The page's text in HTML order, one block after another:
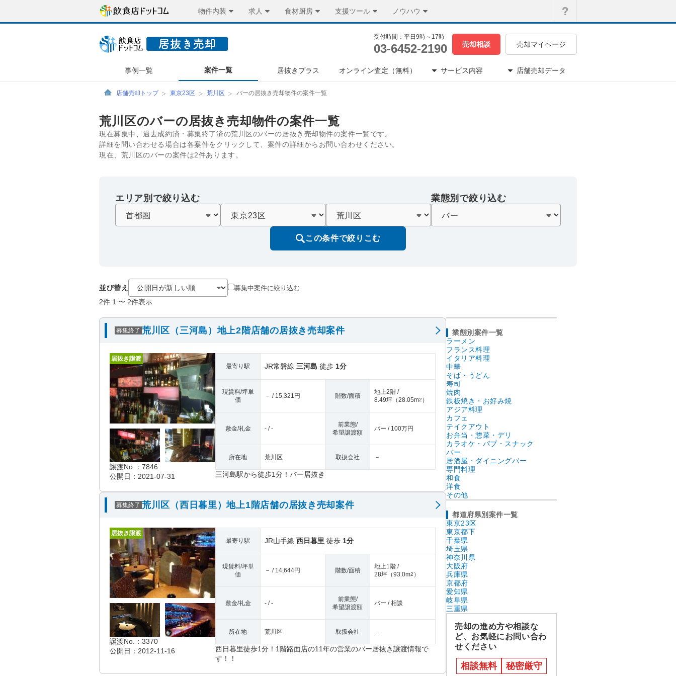
物件内装 求人 食材厨房 支援ツール ノウハウ
受付時間：平日9時～17時
03-6452-2190 売却相談 売却マイページ
事例一覧 案件一覧 居抜きプラス オンライン査定（無料） サービス内容 店舗売却データ
店舗売却トップ 東京23区 荒川区 バーの居抜き売却物件の案件一覧
荒川区のバーの居抜き売却物件の案件一覧
現在募集中、過去成約済・募集終了済の荒川区のバーの居抜き売却物件の案件一覧です。
詳細を問い合わせる場合は各案件をクリックして、案件の詳細からお問い合わせください。
現在、荒川区のバーの案件は2件あります。
エリア別で絞り込む 業態別で絞り込む
この条件で絞りこむ
並び替え 募集中案件に絞り込む
2件 1 〜 2件表示
募集終了 荒川区（三河島）地上2階店舗の居抜き売却案件
居抜き譲渡
譲渡No.：7846
公開日：2021-07-31
最寄り駅 JR常磐線 三河島 徒歩 1分
現賃料/坪単
価
－ / 15,321円 階数/面積
地上2階 /
8.49坪 （28.05m2 ）
敷金/礼金 - / -
前業態/
希望譲渡額
バー / 100万円
所在地 荒川区 取扱会社 －
三河島駅から徒歩1分！バー居抜き
募集終了 荒川区（西日暮里）地上1階店舗の居抜き売却案件
居抜き譲渡
譲渡No.：3370
公開日：2012-11-16
最寄り駅 JR山手線 西日暮里 徒歩 1分
現賃料/坪単
価
－ / 14,644円 階数/面積
地上1階 /
28坪 （93.0m2 ）
敷金/礼金 - / -
前業態/
希望譲渡額
バー / 相談
所在地 荒川区 取扱会社 －
西日暮里徒歩1分！1階路面店の11年の営業のバー居抜き譲渡情報で
す！！
業態別案件一覧
ラーメン
フランス料理
イタリア料理
中華
そば・うどん
寿司
焼肉
鉄板焼き・お好み焼
アジア料理
カフェ
テイクアウト
お弁当・惣菜・デリ
カラオケ・パブ・スナック
バー
居酒屋・ダイニングバー
専門料理
和食
洋食
その他
都道府県別案件一覧
東京23区
東京都下
千葉県
埼玉県
神奈川県
大阪府
兵庫県
京都府
愛知県
岐阜県
三重県
売却の進め方や相談な
ど、お気軽にお問い合わ
せください
相談無料 秘密厳守